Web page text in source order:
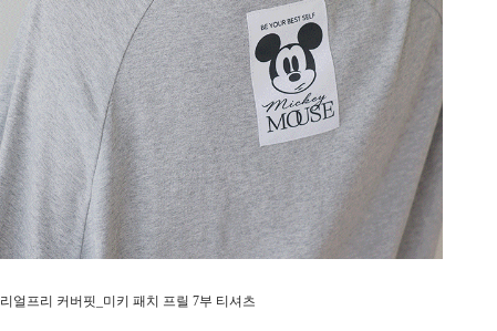
리얼프리 커버핏_미키 패치 프릴 7부 티셔츠